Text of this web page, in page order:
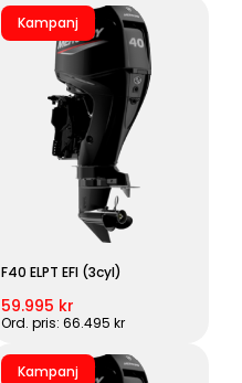
Kampanj
F40 ELPT EFI (3cyl)
59.995 kr
Ord. pris: 66.495 kr
Kampanj